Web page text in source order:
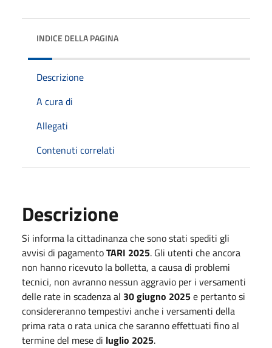
INDICE DELLA PAGINA
Descrizione
A cura di
Allegati
Contenuti correlati
Descrizione
Si informa la cittadinanza che sono stati spediti gli
avvisi di pagamentoTARI 2025. Gli utenti che ancora
non hanno ricevuto la bolletta, a causa di problemi
tecnici, non avranno nessun aggravio per i versamenti
delle rate in scadenza al 30 giugno 2025e pertanto si
considereranno tempestivi anche i versamenti della
prima rata o rata unica che saranno effettuati fino al
termine del mese di luglio 2025.